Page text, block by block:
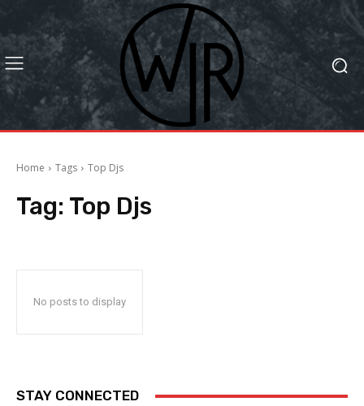
Home Tags Top Djs
Tag: Top Djs
No posts to display
STAY CONNECTED